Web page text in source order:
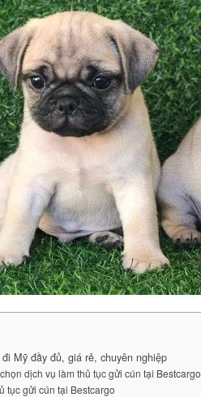
Mỹ đầy đủ, giá rẻ, chuyên nghiệp
dịch vụ làm thủ tục gửi cún tại Bestcargo
tục gửi cún tại Bestcargo